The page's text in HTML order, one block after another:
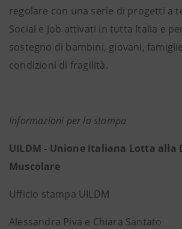
regolare con una serie di progetti a
Social e Job attivati in tutta Italia e
sostegno di bambini, giovani,
condizioni di fragilità.
Informazioni per la stampa
UILDM - Unione Italiana Lotta alla
Muscolare
Ufficio stampa UILDM
Alessandra Piva e Chiara Santato